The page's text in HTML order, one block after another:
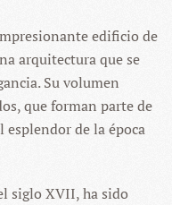
edificio de
arquitectura que se
Su volumen
que forman parte de
esplendor de la época
siglo XVII, ha sido